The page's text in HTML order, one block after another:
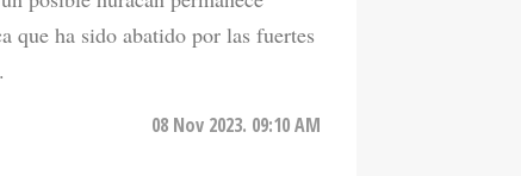
que ha sido abatido por las fuertes
08 Nov 2023. 09:10 AM